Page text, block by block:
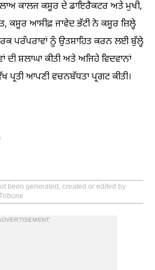
ਲਾਅ ਕਾਲਜ ਕਸੂਰ ਦੇ ਡਾਇਰੈਕਟਰ ਅਤੇ ਮੁਖੀ,
ਕਸੂਰ ਆਸੀਫ਼ ਜਾਵੇਦ ਭੱਟੀ ਨੇ ਕਸੂਰ ਜ਼ਿਲ੍ਹੇ
ਪਰੰਪਰਾਵਾਂ ਨੂੰ ਉਤਸ਼ਾਹਿਤ ਕਰਨ ਲਈ ਬੁੱਲ੍ਹੇ
ਸ਼ਲਾਘਾ ਕੀਤੀ ਅਤੇ ਅਜਿਹੇ ਵਿਦਵਾਨਾਂ
ਪ੍ਰਤੀ ਆਪਣੀ ਵਚਨਬੱਧਤਾ ਪ੍ਰਗਟ ਕੀਤੀ।
been generated, created or edited by